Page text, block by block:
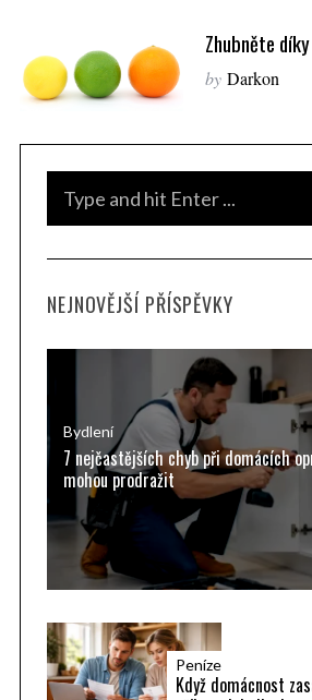
Zhubněte
by Darkon
c
NEJNOVĚJŠÍ PŘÍSPĚVKY
Bydlení
7 nejčastějších chyb při domácích
mohou prodražit
Peníze
Když domácnost